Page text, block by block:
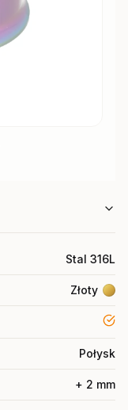
Stal 316L
Złoty
Połysk
+ 2 mm